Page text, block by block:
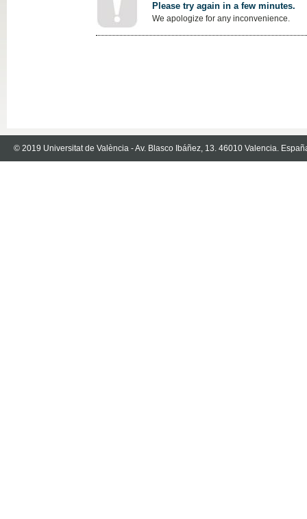
Please try again in a few minutes.
We apologize for any inconvenience.
© 2019 Universitat de València - Av. Blasco Ibáñez, 13. 46010 Valencia.